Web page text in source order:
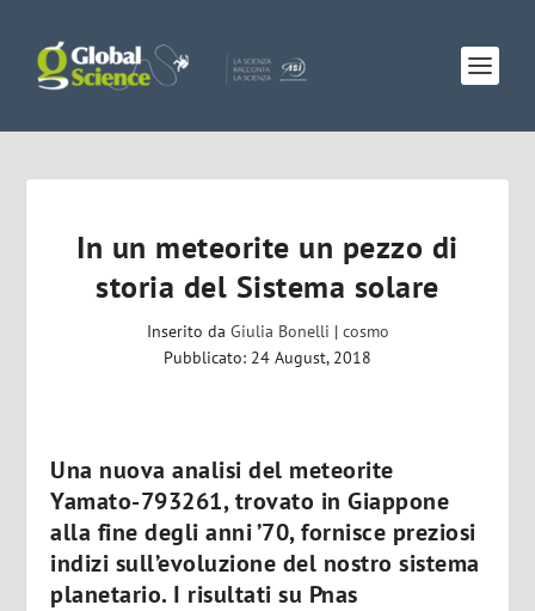
In un meteorite un pezzo di
storia del Sistema solare
Inserito da Giulia Bonelli | cosmo
Pubblicato: 24 August, 2018
Una nuova analisi del meteorite
Yamato-793261, trovato in Giappone
alla fine degli anni ’70, fornisce preziosi
indizi sull’evoluzione del nostro sistema
planetario. I risultati su Pnas